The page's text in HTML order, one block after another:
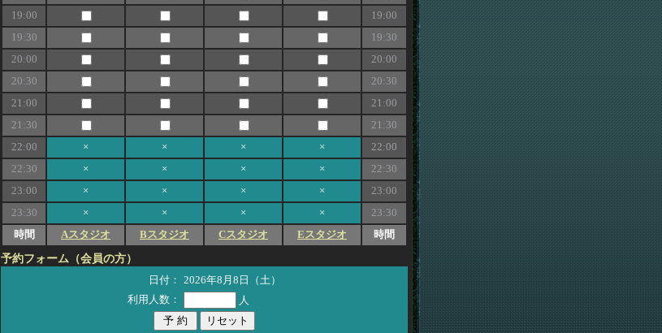
19:00
19:00
19:30
19:30
20:00
20:00
20:30
20:30
21:00
21:00
21:30
21:30
22:00
× × × ×
22:00
22:30
× × × ×
22:30
23:00
× × × ×
23:00
23:30
× × × ×
23:30
時間
Aスタジオ Bスタジオ Cスタジオ Eスタジオ 時間
予約フォーム（会員の方）
日付：
2026年8月8日（土）
利用人数：
人